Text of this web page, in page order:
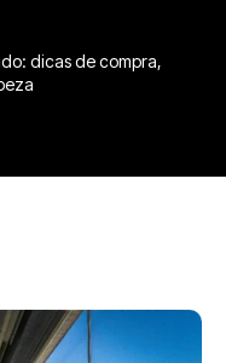
dicas de compra,